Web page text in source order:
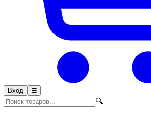
Вход ☰
🔍